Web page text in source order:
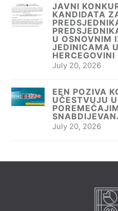
JAVNI
KANDIDATA
U OSNOVNIM
JEDINICAMA
HERCEGOVINI
July 20, 2026
EEN POZIVA
UČESTVUJU
July 20, 2026